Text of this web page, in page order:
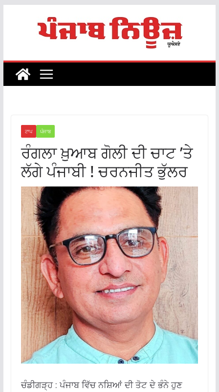
ਟਾਪ ਪੰਜਾਬ
ਰੰਗਲਾ ਖ਼ੁਆਬ ਗੋਲੀ ਦੀ ਚਾਟ ’ਤੇ
ਲੱਗੇ ਪੰਜਾਬੀ ! ਚਰਨਜੀਤ ਭੁੱਲਰ
ਚੰਡੀਗੜ੍ਹ : ਪੰਜਾਬ ਵਿੱਚ ਨਸ਼ਿਆਂ ਦੀ ਤੋਟ ਦੇ ਭੰਨੇ ਹੁਣ